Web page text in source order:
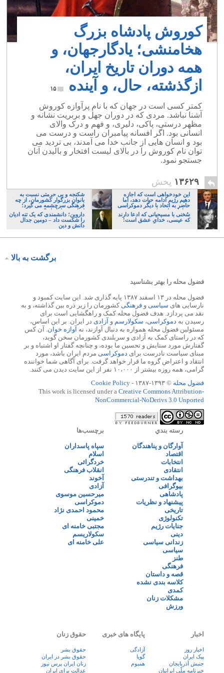
کوروش پادشاه بزرگ
هخامنشی؛ یادگارجهان، و
همه دوران تاریخ ایران،
ازگذشته، حال، و آینده
۱۵
کمتر کسی است در جهان که با نام پرآوازه کوروش
آشنا نباشد. مردی که در دوران جهل و بربریت نشانه و
مظهر درستی، پاکی، دلیری، و فهم و درک والای
انسانی بود. اگر افسانه پیامبران راست و درست می
بود و انسان هایی از جانب خدا می آمدند، بی تردید می
توان نام کوروش را در بالای لیست افتخار و بالیدن آنان
جستجو نمود.
۱۳۶۲۹ پخش
این خودخواهی است که اجازه
دهیم رژیم ادامه حیات دهد، اما
حاضر به اتحاد با دیگر دموکراسی
خواهان نباشیم!
شکنجه و بی حرمتی نسبت به
بانوان بزرگوار کشورمان، از چه
فرهنگی سرچشمه می گیرد؛
ایرانی، و یا تازیان؟
سُخنی با مسیحیانی که ادعا دارند
که عیسی، خدایِ عشق است!
داروین؛ دانشمندی که یک تنه ادیان
را شکست داد – دومین جدال
دانش و دین
برگشت به بالا
فضول محله را بهتر بشناسید
فضول محله در ۱۳ اسفند ۱۳۸۷ پایه گذاری شد. این سایت کمبود و
نارسایی های سیاسی و فرهنگیکشورمان را زیر ذره بین گذاشته، و به
نقد می پردازد. هدف فضول محله کمک و راهگشایی است برای
رسیدن به دموکراسی، سکولارسم و آزادی در ایران. بر این اساس،
مسئولین فضول محله همواره به دنبال آوازند، نه آوازه خوان. آن کس
که در راستای کمک به آزادی و سربلندی کشورمان سخن گوید،
گفتارش مورد ستایش و تحسین ما بوده، و چنانچه گفتار او اشتباه و بر
مبنای سیاست نادرست برای دموکراسی مردم ایران باشد، مورد
انتقاد و اعتراض گروه ما قرار خواهد گرفت. برای آگاهی شما خواننده
گرامی، همه روزه بیشتر از ۱۰،۰۰۰ نفر از این سایت دیدن می کنند.
فضول محله © ۱۳۹۳-۱۳۸۷ -
Cookie Policy
This work is licensed under a Creative Commons Attribution-
NonCommercial-NoDerivs 3.0 Unported
رسته بندي
آوارگان و پناهندگان
اقتصاد
انتخابات
انتقادی
بهداشت و تندرستی
بیوگرافی
پادشاهی
پیشنهاد و نظریات
تاریخی
تکنولوژی
جنایات رژیم
دینی
زندانی سیاسی
سیاسی
طنز
فرهنگی
قصه و داستان
کلاسه بندی نشده
کمدی
مشکلات زنان
ورزش
برچسب‌ها
سپاه پاسداران
اسلام
خردگرائی
انقلاب فرهنگی
آخوند
آزادی
میرحسین موسوی
دموکراسی
محمود احمدی نژاد
خمینی
مجتبی خامنه ای
سکولاریسم
علی خامنه ای
اخبار
اخبار روز
پيک ايران
جنبش آذربایجان
خبرنامه ملّی ایرانیان
پایگاه های خبری
آزادگی
گویا
همبوم
حقوق زنان
حقوق بشر
حقوق بشر در ایران
زنان ايران پرس نيوز
عدالت برای ایران